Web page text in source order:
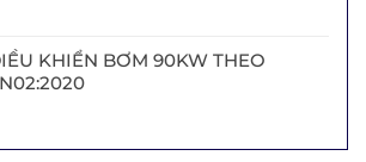
KHIỂN BƠM 90KW THEO